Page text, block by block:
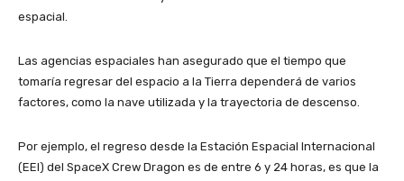
espacial.
Las agencias espaciales han asegurado que el tiempo que
tomaría regresar del espacio a la Tierra dependerá de varios
factores, como la nave utilizada y la trayectoria de descenso.
Por ejemplo, el regreso desde la Estación Espacial Internacional
(EEI) del SpaceX Crew Dragon es de entre 6 y 24 horas, es que la